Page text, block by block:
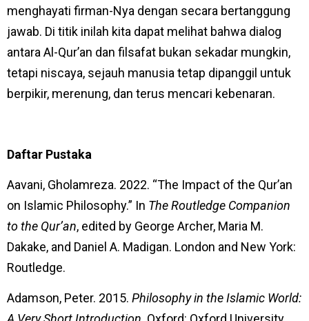
menghayati firman-Nya dengan secara bertanggung
jawab. Di titik inilah kita dapat melihat bahwa dialog
antara Al-Qur’an dan filsafat bukan sekadar mungkin,
tetapi niscaya, sejauh manusia tetap dipanggil untuk
berpikir, merenung, dan terus mencari kebenaran.
Daftar Pustaka
Aavani, Gholamreza. 2022. “The Impact of the Qur’an
on Islamic Philosophy.” In The Routledge Companion
to the Qur’an, edited by George Archer, Maria M.
Dakake, and Daniel A. Madigan. London and New York:
Routledge.
Adamson, Peter. 2015. Philosophy in the Islamic World: